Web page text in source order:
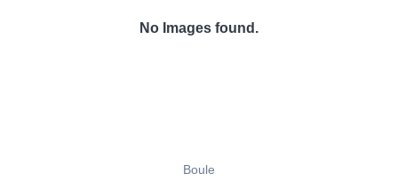
No Images found.
Boule